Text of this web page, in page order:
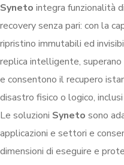
Syneto integra funzionalità
recovery senza pari: con la
ripristino immutabili ed
replica intelligente,
e consentono il recupero
disastro fisico o logico,
Le soluzioni Syneto sono
applicazioni e settori e
dimensioni di eseguire e